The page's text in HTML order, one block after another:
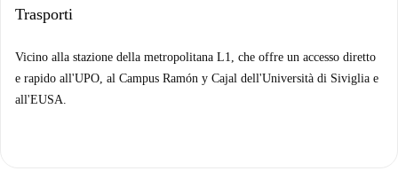
Trasporti
Vicino alla stazione della metropolitana L1, che offre un accesso diretto
e rapido all'UPO, al Campus Ramón y Cajal dell'Università di Siviglia e
all'EUSA.